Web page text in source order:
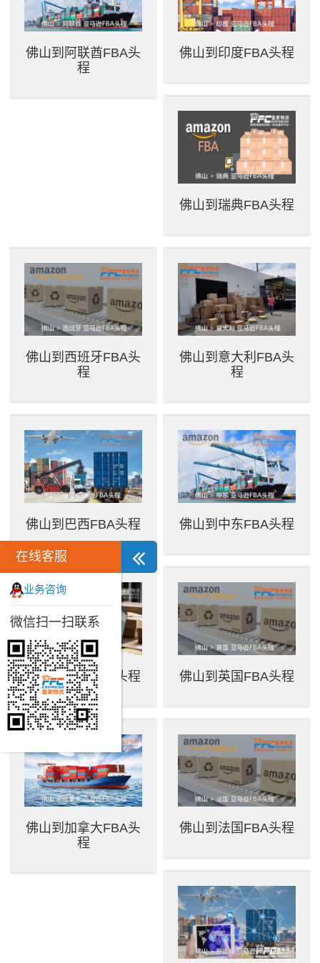
佛山到阿联酋FBA头
程
佛山到印度FBA头程
佛山到瑞典FBA头程
佛山到西班牙FBA头
程
佛山到意大利FBA头
程
佛山到巴西FBA头程 佛山到中东FBA头程
佛山到波兰FBA头程 佛山到英国FBA头程
佛山到加拿大FBA头
程
佛山到法国FBA头程
在线客服
业务咨询
微信扫一扫联系